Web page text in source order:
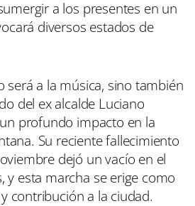
a los presentes en un
diversos estados de
será a la música, sino también
del ex alcalde Luciano
profundo impacto en la
Su reciente fallecimiento
dejó un vacío en el
y esta marcha se erige como
contribución a la ciudad.